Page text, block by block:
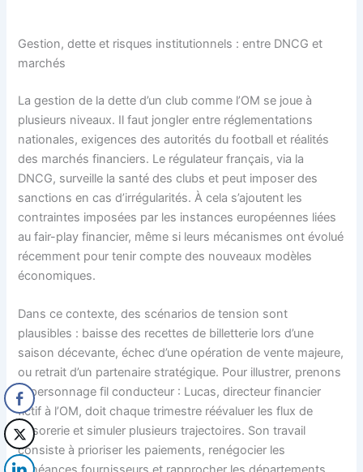
Gestion, dette et risques institutionnels : entre DNCG et
marchés
La gestion de la dette d’un club comme l’OM se joue à
plusieurs niveaux. Il faut jongler entre réglementations
nationales, exigences des autorités du football et réalités
des marchés financiers. Le régulateur français, via la
DNCG, surveille la santé des clubs et peut imposer des
sanctions en cas d’irrégularités. À cela s’ajoutent les
contraintes imposées par les instances européennes liées
au fair-play financier, même si leurs mécanismes ont évolué
récemment pour tenir compte des nouveaux modèles
économiques.
Dans ce contexte, des scénarios de tension sont
plausibles : baisse des recettes de billetterie lors d’une
saison décevante, échec d’une opération de vente majeure,
ou retrait d’un partenaire stratégique. Pour illustrer, prenons
le personnage fil conducteur : Lucas, directeur financier
fictif à l’OM, doit chaque trimestre réévaluer les flux de
trésorerie et simuler plusieurs trajectoires. Son travail
consiste à prioriser les paiements, renégocier les